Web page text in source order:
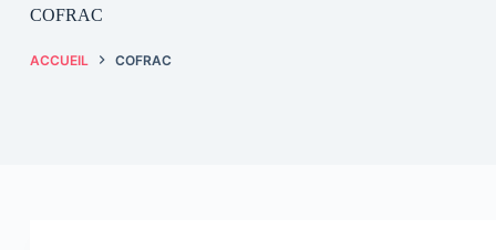
COFRAC
ACCUEIL COFRAC